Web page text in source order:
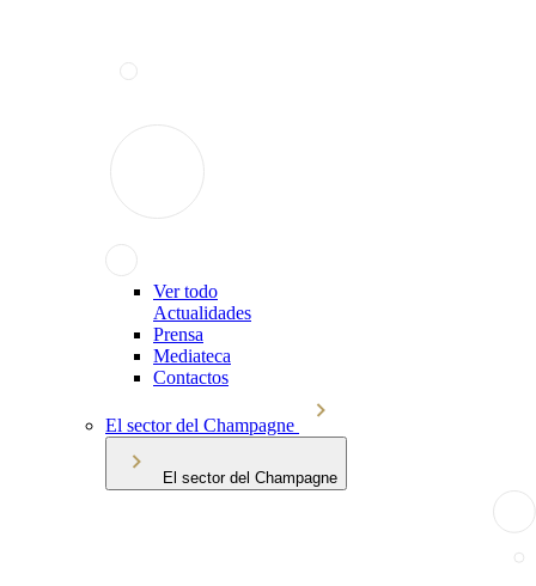
Ver todo
Actualidades
Prensa
Mediateca
Contactos
El sector del Champagne
El sector del Champagne